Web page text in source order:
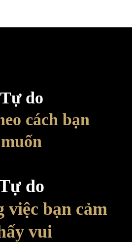
Tự do
cách bạn
muốn
do
việc bạn cảm
vui